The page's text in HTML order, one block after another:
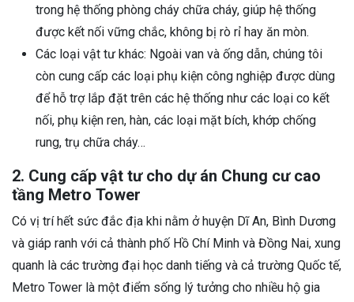
trong hệ thống phòng cháy chữa cháy, giúp hệ thống
được kết nối vững chắc, không bị rò rỉ hay ăn mòn.
Các loại vật tư khác: Ngoài van và ống dẫn, chúng tôi
còn cung cấp các loại phụ kiện công nghiệp được dùng
để hỗ trợ lắp đặt trên các hệ thống như các loại co kết
nối, phụ kiện ren, hàn, các loại mặt bích, khớp chống
rung, trụ chữa cháy…
2. Cung cấp vật tư cho dự án Chung cư cao
tầng Metro Tower
Có vị trí hết sức đắc địa khi nằm ở huyện Dĩ An, Bình Dương
và giáp ranh với cả thành phố Hồ Chí Minh và Đồng Nai, xung
quanh là các trường đại học danh tiếng và cả trường Quốc tế,
Metro Tower là một điểm sống lý tưởng cho nhiều hộ gia